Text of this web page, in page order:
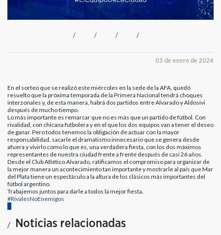
03 de enero de 2024
En el sorteo que se realizó este miércoles en la sede de la AFA, quedó
resuelto que la próxima temporada de la Primera Nacional tendrá choques
interzonales y, de esta manera, habrá dos partidos entre Alvarado y Aldosivi
después de mucho tiempo.
Lo más importante es remarcar que no es más que un partido de fútbol. Con
rivalidad, con chicana futbolera y en el que los dos equipos van a tener el deseo
de ganar. Pero todos tenemos la obligación de actuar con la mayor
responsabilidad, sacarle el dramatismo innecesario que se genera desde
afuera y vivirlo como lo que es, una verdadera fiesta, con los dos máximos
representantes de nuestra ciudad frente a frente después de casi 26 años.
Desde el Club Atlético Alvarado, ratificamos el compromiso para organizar de
la mejor manera un acontecimiento tan importante y mostrarle al país que Mar
del Plata tiene un espectáculo a la altura de los clásicos más importantes del
fútbol argentino.
Trabajemos juntos para darle a todos la mejor fiesta.
#RivalesNoEnemigos
Noticias relacionadas